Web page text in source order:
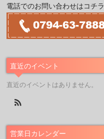
電話でのお問い合わせはコチラ
直近のイベント
直近のイベントはありません。
営業日カレンダー